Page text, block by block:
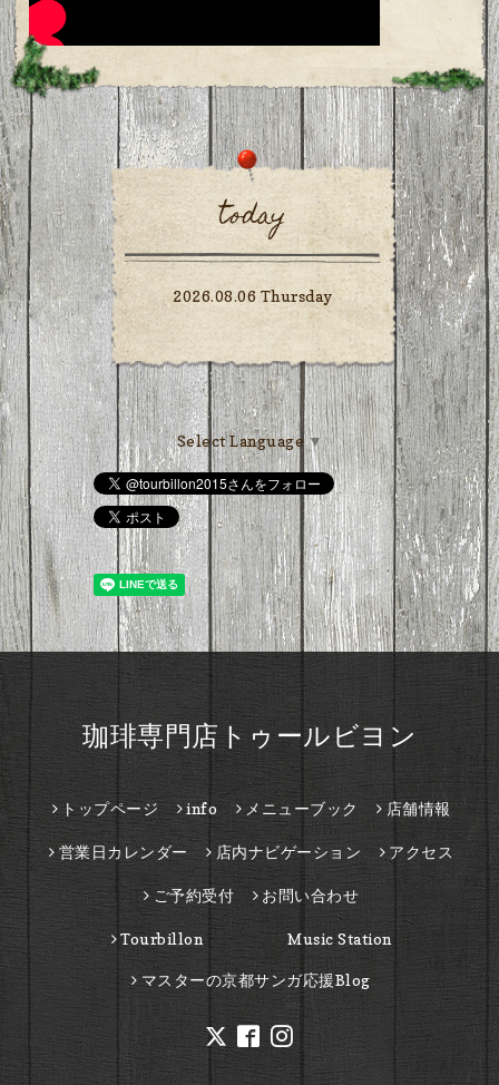
today
2026.08.06 Thursday
Select Language▼
珈琲専門店トゥールビヨン
トップページ info メニューブック 店舗情報
営業日カレンダー 店内ナビゲーション アクセス
ご予約受付 お問い合わせ
Tourbillon Music Station
マスターの京都サンガ応援Blog